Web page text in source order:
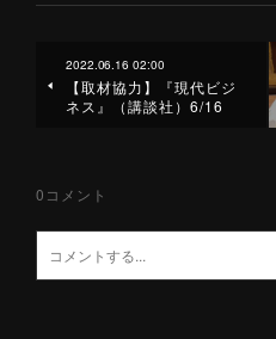
2022.06.16 02:00
【取材協力】『現代ビジ
ネス』（講談社）6/16
0 コメント